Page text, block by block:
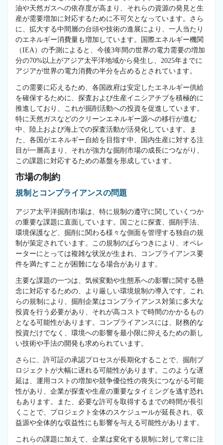
油や天然ガスへの依存度が高まり、それらの資源の発見と生
産が需要増加に対応するために不可欠となっています。さら
に、拡大する中間層の台頭や技術の進展により、一人当たり
のエネルギー消費量も増加しています。国際エネルギー機関
（IEA）の予測によると、今後3年間の世界の電力需要の増加
分の70%以上がアジア太平洋地域から発生し、2025年までに
アジアが世界の電力消費の半分を占めるとされています。
この需要に応えるため、各国政府は安定したエネルギー供給
を確保するために、探査および生産イニシアチブを積極的に
推進しており、これが掘削活動への投資を促進しています。
特に天然ガスなどのクリーンエネルギー源への移行が進む
中、陸上および海上での探査活動が活発化しています。ま
た、各国がエネルギー自給を目指す中、国内生産に対する注
目が一層高まり、それが強力な掘削市場の成長につながり、
この課題に対応するための基盤を形成しています。
市場の制約
規制とコンプライアンスの問題
アジア太平洋掘削市場は、特に規制の遵守に関していくつか
の重要な課題に直面しています。国ごとに探査、掘削手法、
環境保護など、掘削に関わる様々な側面を管理する独自の規
制が策定されています。この規制のばらつきにより、オペレ
ーターにとっては複雑な状況が生まれ、コンプライアンス要
件を満たすことが困難になる場合があります。
主要な課題の一つは、気候変動や生態系への影響に関する懸
念に対応するための、より厳しい環境規制の導入です。これ
らの規制により、掘削企業はコンプライアンス対策に多大な
投資を行う必要があり、それが高コストで時間のかかるもの
となる可能性があります。コンプライアンスには、財務的な
投資だけでなく、環境への影響を最小限に抑えるための新し
い技術や手法の開発も求められています。
さらに、許可証の承認プロセスが長期化することで、掘削プ
ロジェクトが大幅に遅れる可能性があります。このような遅
延は、運用コストの増加や競争優位性の喪失につながる可能
性があり、企業が探査や生産の重要なタイミングを逃す恐れ
もあります。また、必要な許可を取得するまでの時間が長引
くことで、プロジェクト全体のスケジュールが延長され、収
益源や全体的な収益性にも影響を与える可能性があります。
これらの課題に加えて、企業は変化する規制に対して常に注